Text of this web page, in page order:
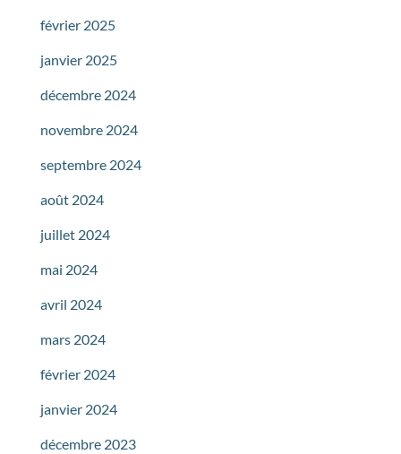
février 2025
janvier 2025
décembre 2024
novembre 2024
septembre 2024
août 2024
juillet 2024
mai 2024
avril 2024
mars 2024
février 2024
janvier 2024
décembre 2023